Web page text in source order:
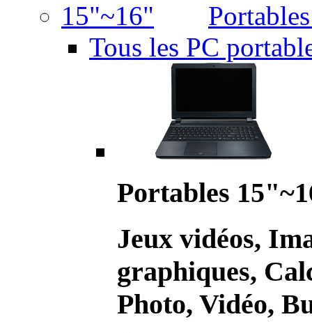
Tous les PC
Portables
Jeux vidéos,
graphiques,
Photo, Vidéo,